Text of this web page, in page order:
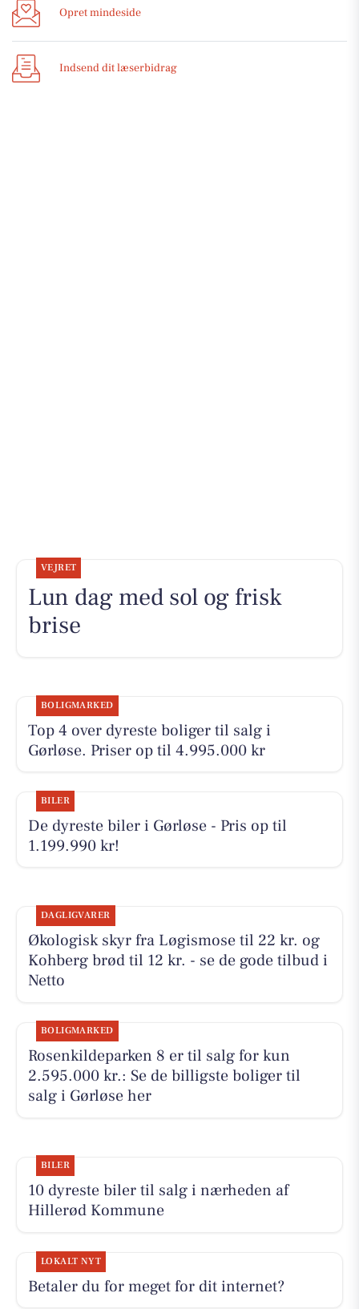
Opret mindeside
Indsend dit læserbidrag
VEJRET
Lun dag med sol og frisk
brise
BOLIGMARKED
Top 4 over dyreste boliger til salg i
Gørløse. Priser op til 4.995.000 kr
BILER
De dyreste biler i Gørløse - Pris op til
1.199.990 kr!
DAGLIGVARER
Økologisk skyr fra Løgismose til 22 kr. og
Kohberg brød til 12 kr. - se de gode tilbud i
Netto
BOLIGMARKED
Rosenkildeparken 8 er til salg for kun
2.595.000 kr.: Se de billigste boliger til
salg i Gørløse her
BILER
10 dyreste biler til salg i nærheden af
Hillerød Kommune
LOKALT NYT
Betaler du for meget for dit internet?